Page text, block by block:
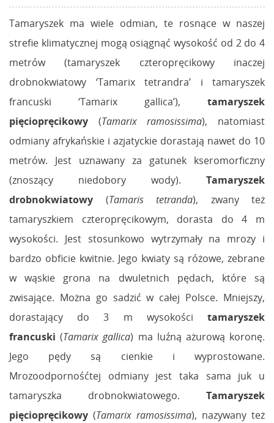
Tamaryszek ma wiele odmian, te rosnące w naszej
strefie klimatycznej mogą osiągnąć wysokość od 2 do 4
metrów (tamaryszek czteropręcikowy inaczej
drobnokwiatowy ‘Tamarix tetrandra’ i tamaryszek
francuski ‘Tamarix gallica’), tamaryszek
pięciopręcikowy (Tamarix ramosissima), natomiast
odmiany afrykańskie i azjatyckie dorastają nawet do 10
metrów. Jest uznawany za gatunek kseromorficzny
(znoszący niedobory wody). Tamaryszek
drobnokwiatowy (Tamaris tetranda), zwany też
tamaryszkiem czteropręcikowym, dorasta do 4 m
wysokości. Jest stosunkowo wytrzymały na mrozy i
bardzo obficie kwitnie. Jego kwiaty są różowe, zebrane
w wąskie grona na dwuletnich pędach, które są
zwisające. Można go sadzić w całej Polsce. Mniejszy,
dorastający do 3 m wysokości tamaryszek
francuski (Tamarix gallica) ma luźną ażurową koronę.
Jego pędy są cienkie i wyprostowane.
Mrozoodpornośćtej odmiany jest taka sama juk u
tamaryszka drobnokwiatowego. Tamaryszek
pięciopręcikowy (Tamarix ramosissima), nazywany też